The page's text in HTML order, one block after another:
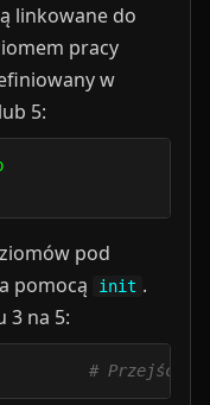
linkowane do
pracy
w
5:
/
pod
pomocą
init .
3 na 5:
5 # Przejście